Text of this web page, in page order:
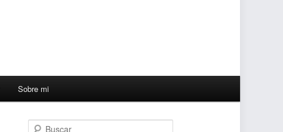
Sobre mi